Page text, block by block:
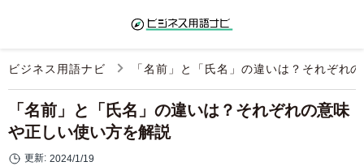
ビジネス用語ナビ 「名前」と「氏名」の違いは？それぞれ
「名前」と「氏名」の違いは？それぞれの意味
や正しい使い方を解説
更新: 2024/1/19